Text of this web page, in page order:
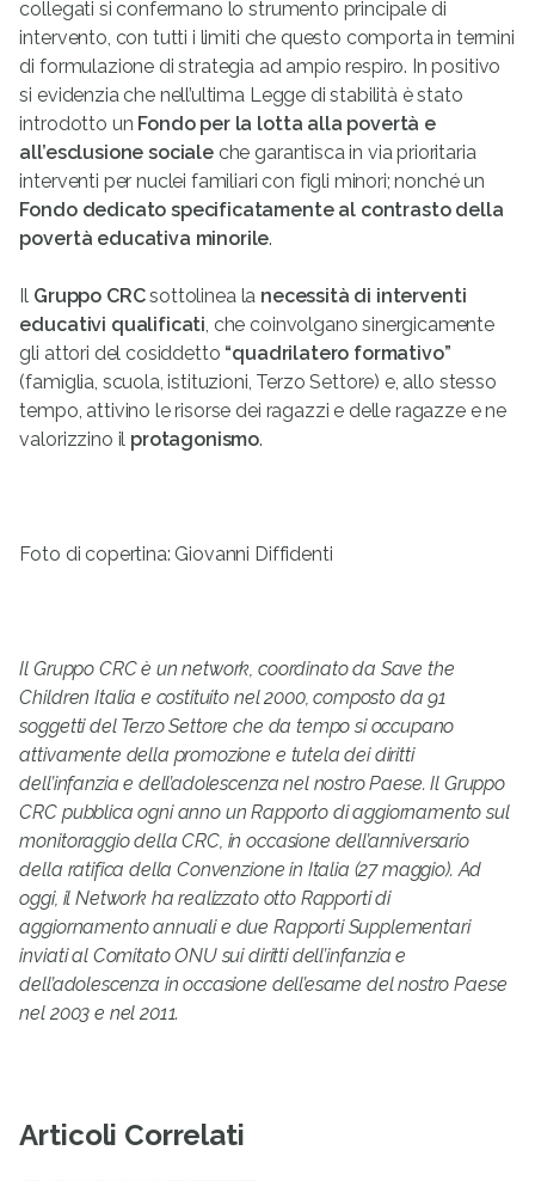
collegati si confermano lo strumento principale di
intervento, con tutti i limiti che questo comporta in termini
di formulazione di strategia ad ampio respiro. In positivo
si evidenzia che nell’ultima Legge di stabilità è stato
introdotto un Fondo per la lotta alla povertà e
all’esclusione socialeche garantisca in via prioritaria
interventi per nuclei familiari con figli minori; nonché un
Fondo dedicato specificatamente al contrasto della
povertà educativa minorile.
Il Gruppo CRCsottolinea la necessità di interventi
educativi qualificati , che coinvolgano sinergicamente
gli attori del cosiddetto “quadrilatero formativo”
(famiglia, scuola, istituzioni, Terzo Settore) e, allo stesso
tempo, attivino le risorse dei ragazzi e delle ragazze e ne
valorizzino il protagonismo.
Foto di copertina: Giovanni Diffidenti
Il Gruppo CRC è un network, coordinato da Save the
Children Italia e costituito nel 2000, composto da 91
soggetti del Terzo Settore che da tempo si occupano
attivamente della promozione e tutela dei diritti
dell’infanzia e dell’adolescenza nel nostro Paese. Il Gruppo
CRC pubblica ogni anno un Rapporto di aggiornamento sul
monitoraggio della CRC, in occasione dell’anniversario
della ratifica della Convenzione in Italia (27 maggio). Ad
oggi, il Network ha realizzato otto Rapporti di
aggiornamento annuali e due Rapporti Supplementari
inviati al Comitato ONU sui diritti dell’infanzia e
dell’adolescenza in occasione dell’esame del nostro Paese
nel 2003 e nel 2011.
Articoli Correlati